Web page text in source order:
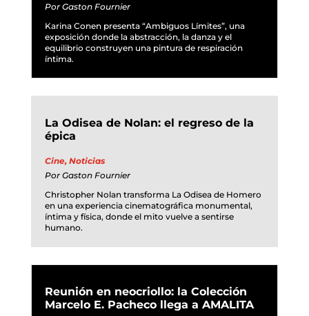
Por Gaston Fournier
Karina Conen presenta “Ambiguos Límites”, una
exposición donde la abstracción, la danza y el
equilibrio construyen una pintura de respiración
íntima.
La Odisea de Nolan: el regreso de la
épica
Cine, Noticias
Por Gaston Fournier
Christopher Nolan transforma La Odisea de Homero
en una experiencia cinematográfica monumental,
íntima y física, donde el mito vuelve a sentirse
humano.
Reunión en neocriollo: la Colección
Marcelo E. Pacheco llega a AMALITA